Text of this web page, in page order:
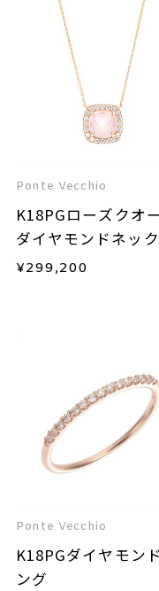
Ponte Vecchio
K18PGローズクオ
ダイヤモンドネッ
ス
¥299,200
Ponte Vecchio
K18PGダイヤモン
ング